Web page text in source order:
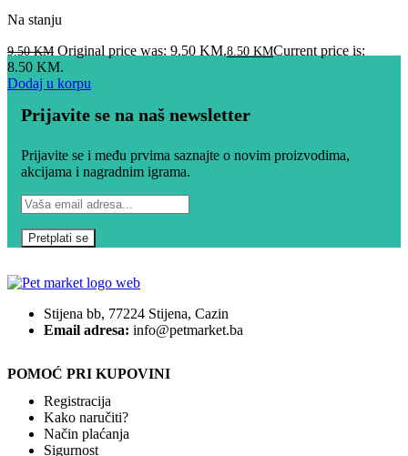
Na stanju
9.50KM Original price was: 9.50 KM.8.50 KMCurrent price is:
8.50 KM.
Dodaj u korpu
Prijavite se na naš newsletter
Prijavite se i među prvima saznajte o novim proizvodima,
akcijama i nagradnim igrama.
Stijena bb, 77224 Stijena, Cazin
Email adresa: info@petmarket.ba
POMOĆ PRI KUPOVINI
Registracija
Kako naručiti?
Način plaćanja
Sigurnost